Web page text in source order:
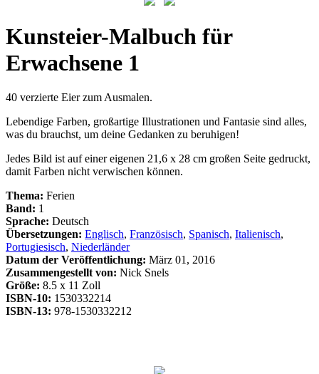
Kunsteier-Malbuch für
Erwachsene 1
40 verzierte Eier zum Ausmalen.
Lebendige Farben, großartige Illustrationen und Fantasie sind alles,
was du brauchst, um deine Gedanken zu beruhigen!
Jedes Bild ist auf einer eigenen 21,6 x 28 cm großen Seite gedruckt,
damit Farben nicht verwischen können.
Thema: Ferien
Band: 1
Sprache: Deutsch
Übersetzungen: Englisch, Französisch, Spanisch, Italienisch,
Portugiesisch, Niederländer
Datum der Veröffentlichung: März 01, 2016
Zusammengestellt von: Nick Snels
Größe: 8.5 x 11 Zoll
ISBN-10: 1530332214
ISBN-13: 978-1530332212